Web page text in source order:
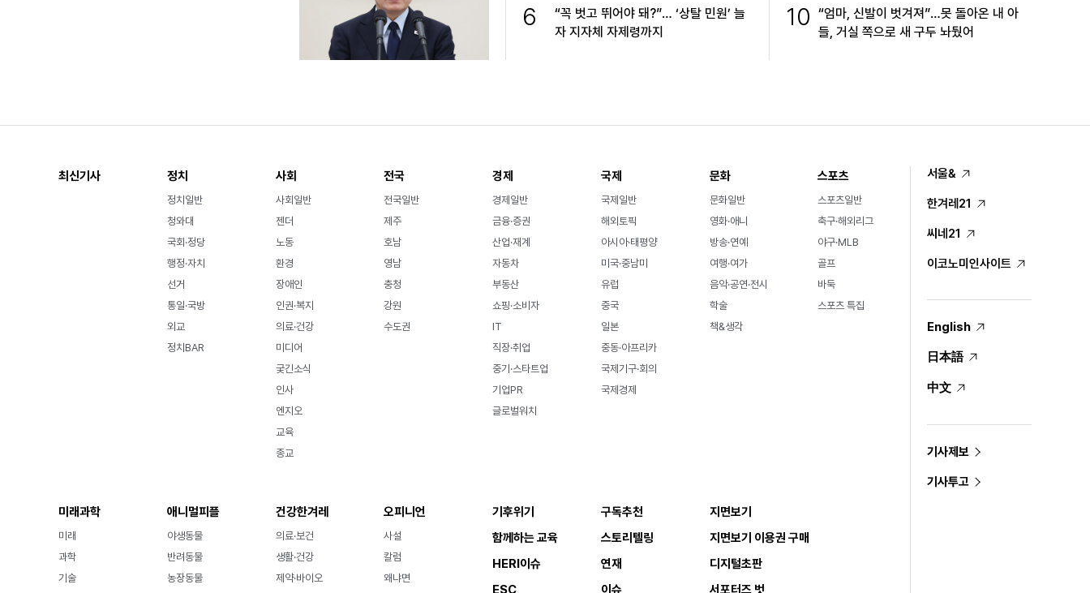
6
“꼭 벗고 뛰어야 돼?”… ‘상탈 민원’ 늘
자 지자체 자제령까지
10 “엄마, 신발이 벗겨져”…못 돌아온 내 아
들, 거실 쪽으로 새 구두 놔뒀어
최신기사 정치
정치일반
청와대
국회·정당
행정·자치
선거
통일·국방
외교
정치BAR
사회
사회일반
젠더
노동
환경
장애인
인권·복지
의료·건강
미디어
궂긴소식
인사
엔지오
교육
종교
전국
전국일반
제주
호남
영남
충청
강원
수도권
경제
경제일반
금융·증권
산업·재계
자동차
부동산
쇼핑·소비자
IT
직장·취업
중기·스타트업
기업PR
글로벌워치
국제
국제일반
해외토픽
아시아·태평양
미국·중남미
유럽
중국
일본
중동·아프리카
국제기구·회의
국제경제
문화
문화일반
영화·애니
방송·연예
여행·여가
음악·공연·전시
학술
책&생각
스포츠
스포츠일반
축구·해외리그
야구·MLB
골프
바둑
스포츠 특집
미래과학
미래
과학
기술
애니멀피플
야생동물
반려동물
농장동물
건강한겨레
의료·보건
생활·건강
제약·바이오
오피니언
사설
칼럼
왜냐면
기후위기
함께하는 교육
HERI이슈
ESC
구독추천
스토리텔링
연재
이슈
지면보기
지면보기 이용권 구매
디지털초판
서포터즈 벗
서울&
한겨레21
씨네21
이코노미인사이트
English
日本語
中文
기사제보
기사투고